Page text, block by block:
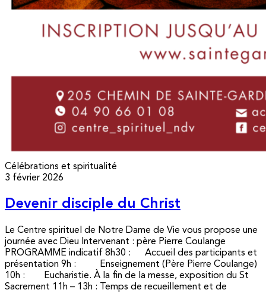
Célébrations et spiritualité
3 février 2026
Devenir disciple du Christ
Le Centre spirituel de Notre Dame de Vie vous propose une
journée avec Dieu Intervenant : père Pierre Coulange
PROGRAMME indicatif 8h30 : Accueil des participants et
présentation 9h : Enseignement (Père Pierre Coulange)
10h : Eucharistie. À la fin de la messe, exposition du St
Sacrement 11h – 13h : Temps de recueillement et de